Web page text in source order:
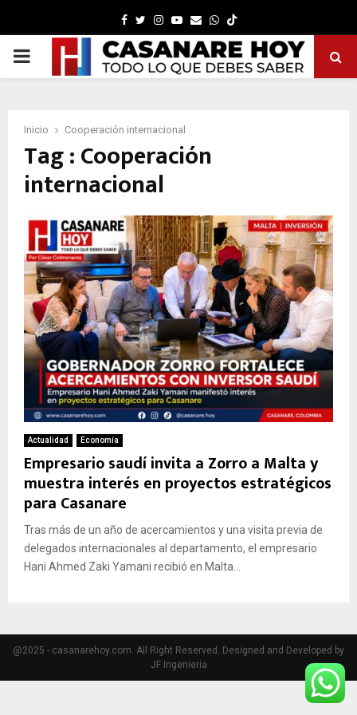
Facebook
TwitterInstagram
Youtube
EmailWhatsapp
PRIMARY
Inicio Cooperación internacional
Tag : Cooperación
internacional
Actualidad Economía
Empresario saudí invita a Zorro a Malta y
muestra interés en proyectos estratégicos
para Casanare
Tras más de un año de acercamientos y una visita previa de
delegados internacionales al departamento, el empresario
Hani Ahmed Zaki Yamani recibió en Malta...
@2025 - casanarehoy.com. All Right Reserved. Designed and Developed by
JF Ingeniería